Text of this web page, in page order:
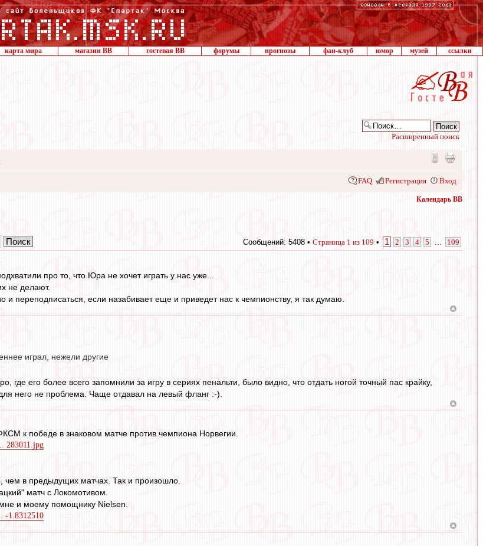
карта мира магазин ВВ гостевая ВВ форумы прогнозы фан-клуб юмор музей ссылки
Расширенный поиск
FAQ Регистрация Вход
Календарь ВВ
Сообщений: 5408 • Страница 1 из 109 • 1 2 3 4 5 109
про то, что Юра не хочет играть у нас уже...
не делают.
и переподписаться, если назабивает еще и приведет нас к чемпионству, я так думаю.
играл, нежели другие
его более всего запомнили за игру в сериях пенальти, было видно, что отдать ногой точный пас крайку,
него не проблема. Чаще отдавал на левый фланг :-).
к победе в знаковом матче против чемпиона Норвегии.
283011.jpg
в предыдущих матчах. Так и произошло.
матч с Локомотивом.
и моему помощнику Nielsen.
-1.8312510